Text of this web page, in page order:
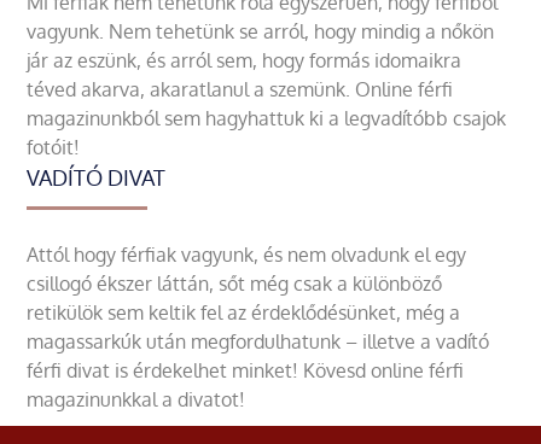
vagyunk. Nem tehetünk se arról, hogy mindig a nőkön
jár az eszünk, és arról sem, hogy formás idomaikra
téved akarva, akaratlanul a szemünk. Online férfi
magazinunkból sem hagyhattuk ki a legvadítóbb csajok
fotóit!
VADÍTÓ DIVAT
Attól hogy férfiak vagyunk, és nem olvadunk el egy
csillogó ékszer láttán, sőt még csak a különböző
retikülök sem keltik fel az érdeklődésünket, még a
magassarkúk után megfordulhatunk – illetve a vadító
férfi divat is érdekelhet minket! Kövesd online férfi
magazinunkkal a divatot!